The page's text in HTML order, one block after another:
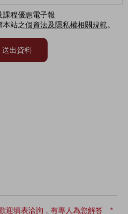
迎填表洽詢，有專人為您解答 *